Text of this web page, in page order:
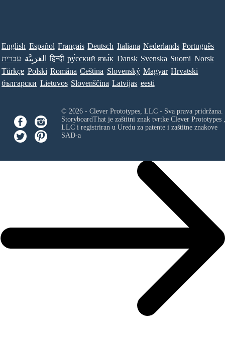
English Español Français Deutsch Italiana Nederlands Português
עברית العَرَبِيَّة हिन्दी ру́сский язы́к Dansk Svenska Suomi Norsk
Türkçe Polski Româna Ceština Slovenský Magyar Hrvatski
български Lietuvos Slovenščina Latvijas eesti
© 2026 - Clever Prototypes, LLC - Sva prava pridržana.
StoryboardThat je zaštitni znak tvrtke Clever Prototypes ,
LLCi registriran u Uredu za patente i zaštitne znakove
SAD-a